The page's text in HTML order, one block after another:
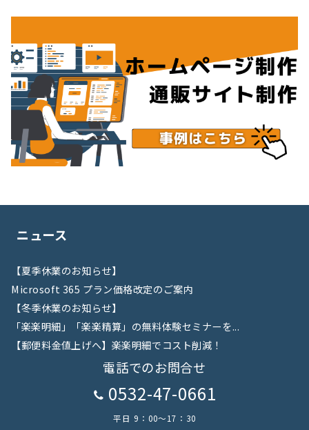
ニュース
【夏季休業のお知らせ】
Microsoft 365 プラン価格改定のご案内
【冬季休業のお知らせ】
「楽楽明細」「楽楽精算」の無料体験セミナーを...
【郵便料金値上げへ】楽楽明細でコスト削減！
電話でのお問合せ
0532-47-0661
平日 9：00～17：30